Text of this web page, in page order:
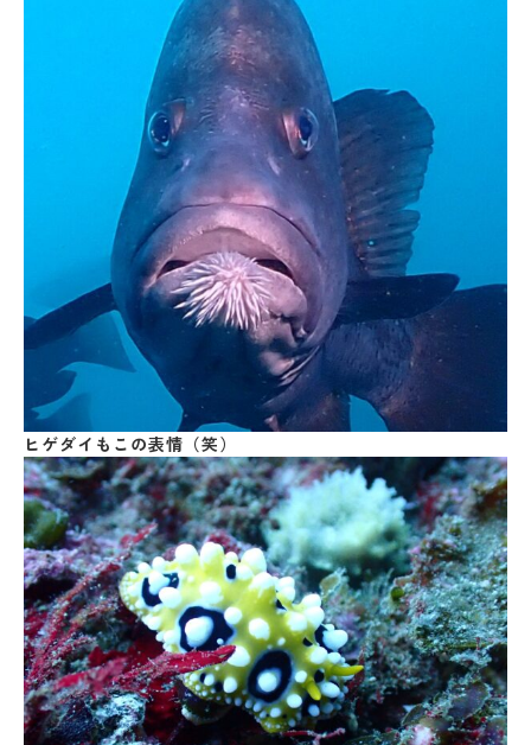
ヒゲダイもこの表情（笑）